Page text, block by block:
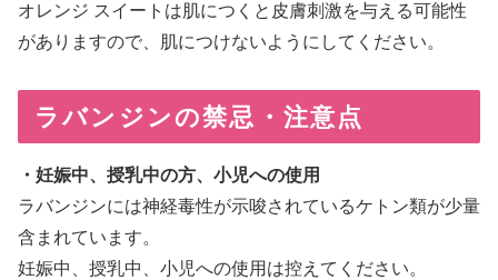
オレンジ スイートは肌につくと皮膚刺激を与える可能性
がありますので、肌につけないようにしてください。
ラバンジンの禁忌・注意点
・妊娠中、授乳中の方、小児への使用
ラバンジンには神経毒性が示唆されているケトン類が少量
含まれています。
妊娠中、授乳中、小児への使用は控えてください。